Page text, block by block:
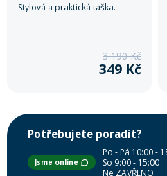
Stylová a praktická taška.
3 190 Kč
349 Kč
Potřebujete poradit?
Jsme online
Po - Pá 10:00 -
So 9:00 - 15:00
Ne ZAVŘENO